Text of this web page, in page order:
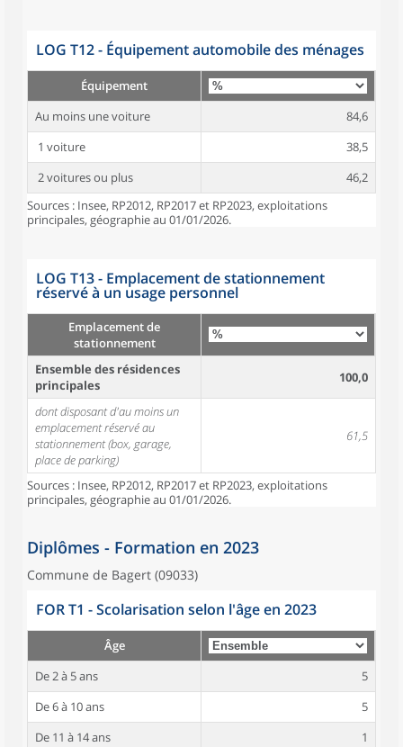
LOG T12 - Équipement automobile des ménages
Équipement
Au moins une voiture
84,6
1 voiture
38,5
2 voitures ou plus
46,2
Sources : Insee, RP2012, RP2017 et RP2023, exploitations
principales, géographie au 01/01/2026.
LOG T13 - Emplacement de stationnement
réservé à un usage personnel
Emplacement de
stationnement
Ensemble des résidences
principales
100,0
dont disposant d'au moins un
emplacement réservé au
stationnement (box, garage,
place de parking)
61,5
Sources : Insee, RP2012, RP2017 et RP2023, exploitations
principales, géographie au 01/01/2026.
Diplômes - Formation en 2023
Commune de Bagert (09033)
FOR T1 - Scolarisation selon l'âge en 2023
Âge
De 2 à 5 ans
5
De 6 à 10 ans
5
De 11 à 14 ans
1